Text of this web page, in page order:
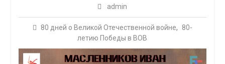
admin
80 дней о Великой Отечественной войне,
80-
летию Победы в ВОВ